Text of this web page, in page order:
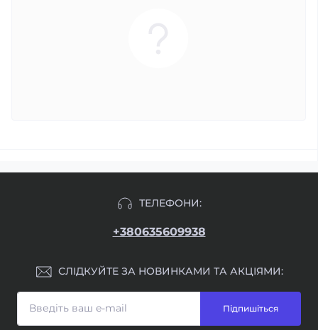
ТЕЛЕФОНИ:
+380635609938
СЛІДКУЙТЕ ЗА НОВИНКАМИ ТА АКЦІЯМИ:
Підпишіться